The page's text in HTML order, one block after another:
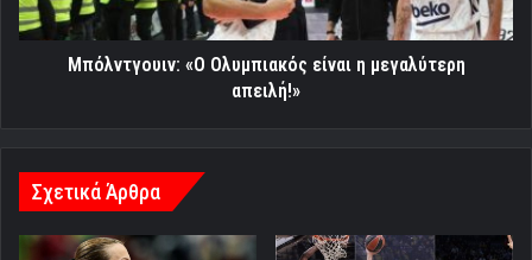
Μπόλντγουιν: «Ο Ολυμπιακός είναι η μεγαλύτερη
απειλή!»
Σχετικά Άρθρα